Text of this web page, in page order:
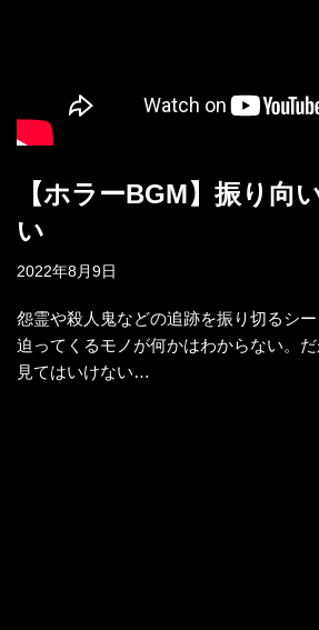
【ホラーBGM】振り向
い
2022年8月9日
怨霊や殺人鬼などの追跡を振り切るシー
迫ってくるモノが何かはわからない。
見てはいけない…